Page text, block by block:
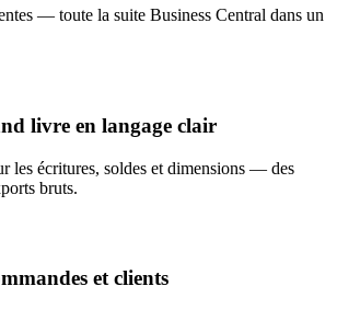
— toute la suite Business Central dans un
livre en langage clair
les écritures, soldes et dimensions — des
bruts.
et clients